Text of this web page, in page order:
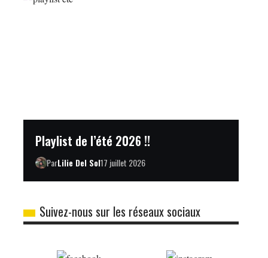
Playlist de l’été 2026 !!
ParLilie Del Sol17 juillet 2026
Suivez-nous sur les réseaux sociaux